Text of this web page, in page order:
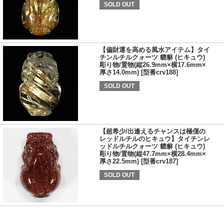
SOLD OUT
【偏財運を高める風水アイテム】タイ
チンルチルクォーツ 貔貅 (ヒキュウ)
彫り物/置物(縦26.9mm×横17.6mm×
厚さ14.0mm) [型番crv188]
SOLD OUT
【超希少/出逢えるチャンスは極僅の
レッドルチルのヒキュウ】タイチンレ
ッドルチルクォーツ 貔貅 (ヒキュウ)
彫り物/置物(縦47.7mm×横28.4mm×
厚さ22.5mm) [型番crv187]
SOLD OUT